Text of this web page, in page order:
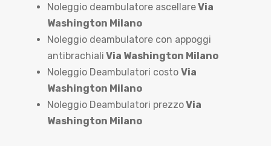
Noleggio deambulatore ascellareVia
Washington Milano
Noleggio deambulatore con appoggi
antibrachiali Via Washington Milano
Noleggio Deambulatori costo Via
Washington Milano
Noleggio Deambulatori prezzoVia
Washington Milano